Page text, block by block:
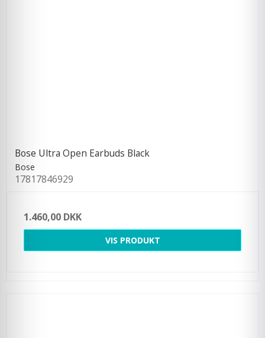
Bose Ultra Open Earbuds Black
Bose
17817846929
1.460,00 DKK
VIS PRODUKT